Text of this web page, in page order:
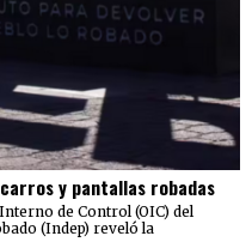
y pantallas robadas
de Control (OIC) del
(Indep) reveló la